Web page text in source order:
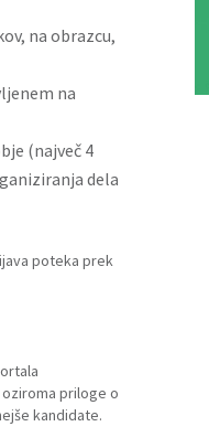
na obrazcu,
na
(največ 4
dela
poteka prek
priloge o
kandidate.